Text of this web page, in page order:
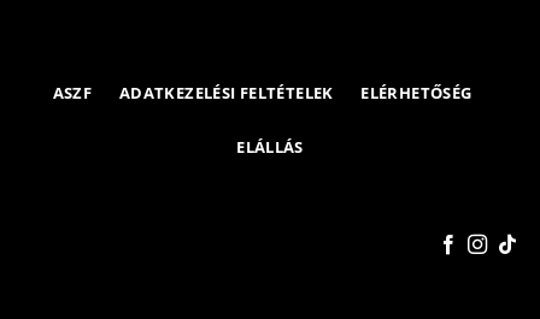
ASZF ADATKEZELÉSI FELTÉTELEK ELÉRHETŐSÉG
ELÁLLÁS